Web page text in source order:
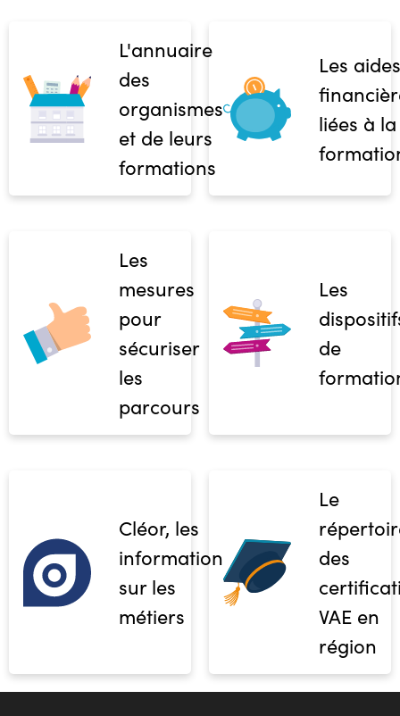
L'annuaire
des
organismes
et de leurs
formations
Les aides
liées à la
Les
mesures
pour
sécuriser
les
parcours
Les
de
Cléor, les
informations
sur les
métiers
Le
des
VAE en
région